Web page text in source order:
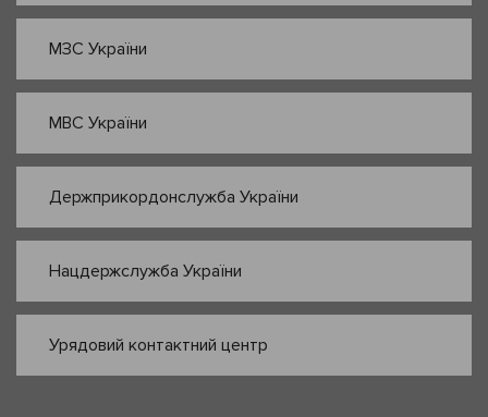
МЗС України
МВС України
Держприкордонслужба України
Нацдержслужба України
Урядовий контактний центр